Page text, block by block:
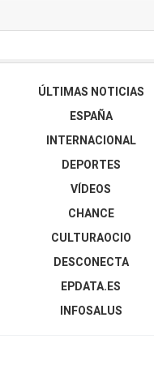
ÚLTIMAS NOTICIAS
ESPAÑA
INTERNACIONAL
DEPORTES
VÍDEOS
CHANCE
CULTURAOCIO
DESCONECTA
EPDATA.ES
INFOSALUS